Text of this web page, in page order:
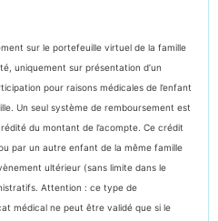
sur le portefeuille virtuel de la famille
uniquement sur présentation d’un
pour raisons médicales de l’enfant
Un seul système de remboursement est
du montant de l’acompte. Ce crédit
par un autre enfant de la même famille
ultérieur (sans limite dans le
Attention : ce type de
médical ne peut être validé que si le